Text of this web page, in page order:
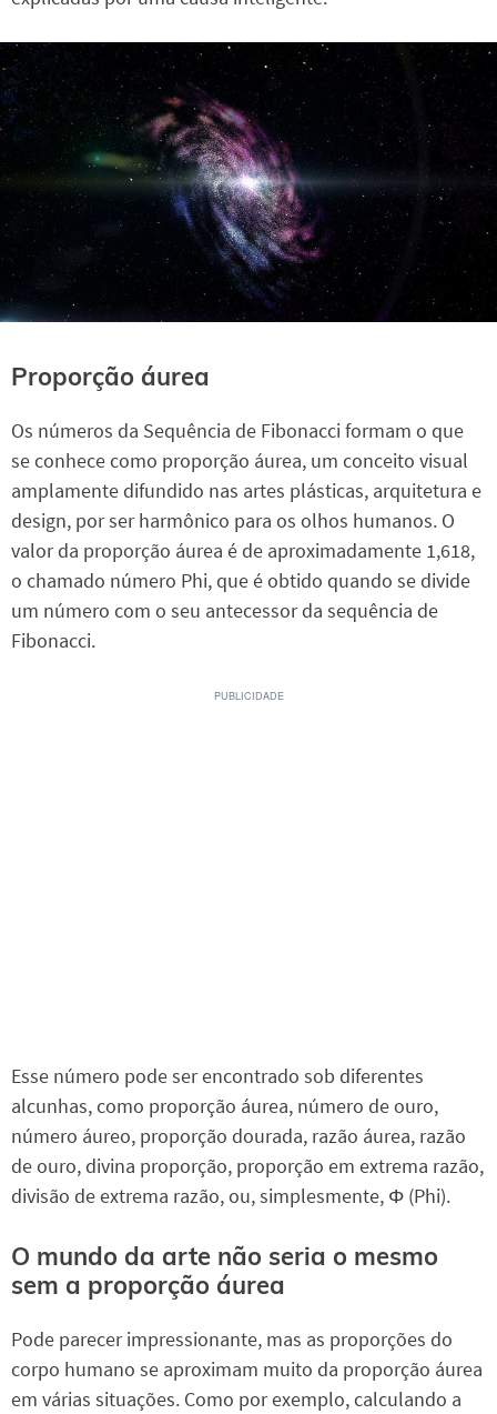
Proporção áurea
Os números da Sequência de Fibonacci formam o que
se conhece como proporção áurea, um conceito visual
amplamente difundido nas artes plásticas, arquitetura e
design, por ser harmônico para os olhos humanos. O
valor da proporção áurea é de aproximadamente 1,618,
o chamado número Phi, que é obtido quando se divide
um número com o seu antecessor da sequência de
Fibonacci.
Esse número pode ser encontrado sob diferentes
alcunhas, como proporção áurea, número de ouro,
número áureo, proporção dourada, razão áurea, razão
de ouro, divina proporção, proporção em extrema razão,
divisão de extrema razão, ou, simplesmente, Φ (Phi).
O mundo da arte não seria o mesmo
sem a proporção áurea
Pode parecer impressionante, mas as proporções do
corpo humano se aproximam muito da proporção áurea
em várias situações. Como por exemplo, calculando a